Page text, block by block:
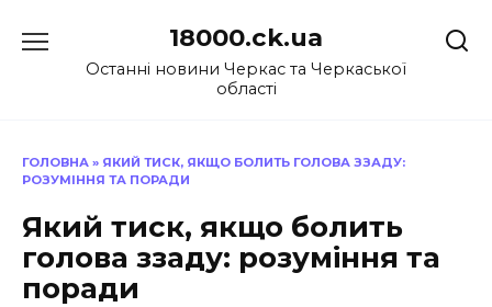
до
18000.ck.ua
Останні новини Черкас та Черкаської
області
ГОЛОВНА » ЯКИЙ ТИСК, ЯКЩО БОЛИТЬ ГОЛОВА ЗЗАДУ:
РОЗУМІННЯ ТА ПОРАДИ
Який тиск, якщо болить
голова ззаду: розуміння та
поради